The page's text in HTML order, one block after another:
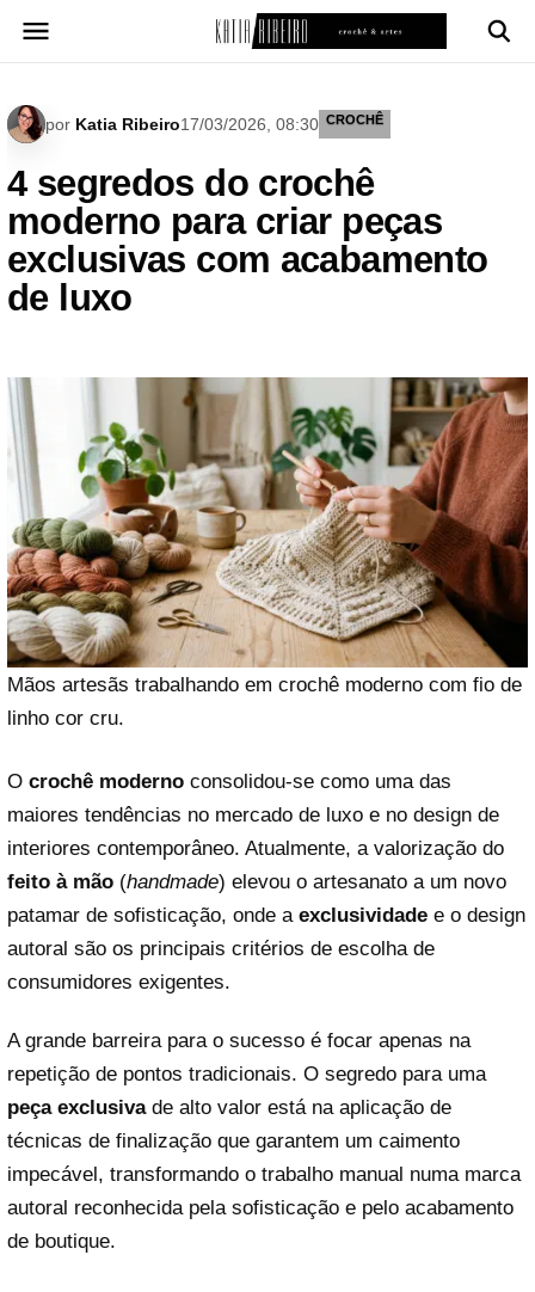
para
por Katia Ribeiro17/03/2026, 08:30 CROCHÊ
4 segredos do crochê
moderno para criar peças
exclusivas com acabamento
de luxo
Mãos artesãs trabalhando em crochê moderno com fio de
linho cor cru.
O crochê moderno consolidou-se como uma das
maiores tendências no mercado de luxo e no design de
interiores contemporâneo. Atualmente, a valorização do
feito à mão (handmade) elevou o artesanato a um novo
patamar de sofisticação, onde a exclusividade e o design
autoral são os principais critérios de escolha de
consumidores exigentes.
A grande barreira para o sucesso é focar apenas na
repetição de pontos tradicionais. O segredo para uma
peça exclusivade alto valor está na aplicação de
técnicas de finalização que garantem um caimento
impecável, transformando o trabalho manual numa marca
autoral reconhecida pela sofisticação e pelo acabamento
de boutique.